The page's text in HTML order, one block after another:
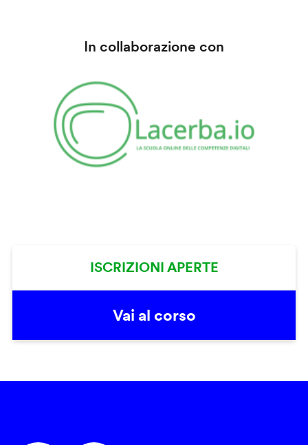
In collaborazione con
ISCRIZIONI APERTE
Vai al corso